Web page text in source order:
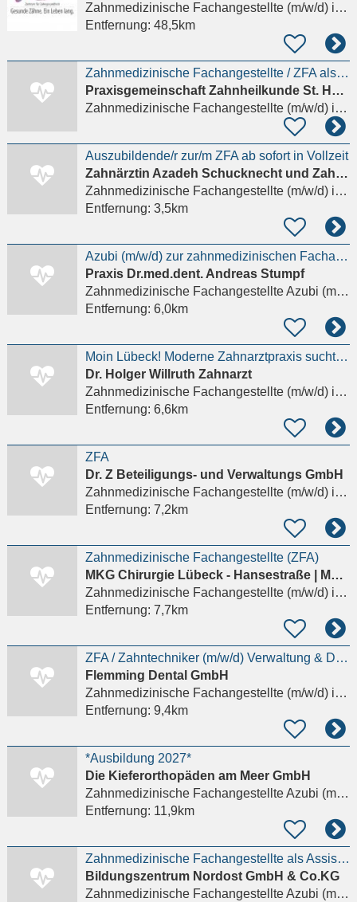
Zahnmedizinische Fachangestellte (m/w/d)in Schwerin
Entfernung: 48,5km
Zahnmedizinische Fachangestellte / ZFA als Behandlungsassistenz (m/w/d) in Groß Grönau bei Lübeck
Praxisgemeinschaft Zahnheilkunde St. Hubertus
Zahnmedizinische Fachangestellte (m/w/d)in Groß Grönau, Sankt Hubertus
Auszubildende/r zur/m ZFA ab sofort in Vollzeit
Zahnärztin Azadeh Schucknecht und Zahnarzt Eric Schucknech
Zahnmedizinische Fachangestellte (m/w/d)in Lüdersdorf, Herrnburg
Entfernung: 3,5km
Azubi (m/w/d) zur zahnmedizinischen Fachangestellten gesucht
Praxis Dr.med.dent. Andreas Stumpf
Zahnmedizinische Fachangestellte Azubi (m/w/d)
Entfernung: 6,0km
Moin Lübeck! Moderne Zahnarztpraxis sucht ZFA (m/w/d) in Voll- oder Teilzeit
Dr. Holger Willruth Zahnarzt
Zahnmedizinische Fachangestellte (m/w/d)in Lübeck, St. Jürgen
Entfernung: 6,6km
ZFA
Dr. Z Beteiligungs- und Verwaltungs GmbH
Zahnmedizinische Fachangestellte (m/w/d)in Lübeck
Entfernung: 7,2km
Zahnmedizinische Fachangestellte (ZFA)
MKG Chirurgie Lübeck - Hansestraße | Mundchirurgie, Kieferchirurgie, Gesichtschirurgie
Zahnmedizinische Fachangestellte (m/w/d)in Lübeck
Entfernung: 7,7km
ZFA / Zahntechniker (m/w/d) Verwaltung & Disposition
Flemming Dental GmbH
Zahnmedizinische Fachangestellte (m/w/d)in Lübeck
Entfernung: 9,4km
*Ausbildung 2027*
Die Kieferorthopäden am Meer GmbH
Zahnmedizinische Fachangestellte Azubi (m/w/d)
Entfernung: 11,9km
Zahnmedizinische Fachangestellte als Assistenz - ZFA (m/w/d)
Bildungszentrum Nordost GmbH & Co.KG
Zahnmedizinische Fachangestellte Azubi (m/w/d)